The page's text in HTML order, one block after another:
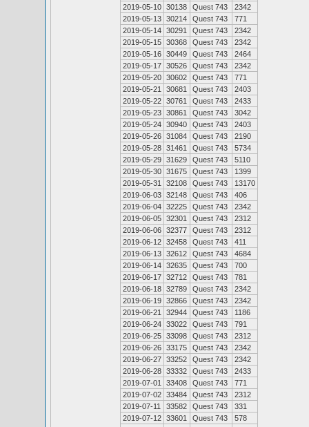
2019-05-10 30138 Quest 743
2342
2019-05-13 30214 Quest 743
771
2019-05-14 30291 Quest 743
2342
2019-05-15 30368 Quest 743
2342
2019-05-16 30449 Quest 743
2464
2019-05-17 30526 Quest 743
2342
2019-05-20 30602 Quest 743
771
2019-05-21
30681 Quest 743
2403
2019-05-22 30761 Quest 743
2433
2019-05-23 30861 Quest 743
3042
2019-05-24 30940 Quest 743
2403
2019-05-26 31084 Quest 743
2190
2019-05-28 31461 Quest 743
5734
2019-05-29 31629 Quest 743
5110
2019-05-30 31675 Quest 743
1399
2019-05-31
32108 Quest 743
13170
2019-06-03 32148 Quest 743
406
2019-06-04 32225 Quest 743
2342
2019-06-05 32301 Quest 743
2312
2019-06-06 32377 Quest 743
2312
2019-06-12 32458 Quest 743
411
2019-06-13 32612 Quest 743
4684
2019-06-14 32635 Quest 743
700
2019-06-17 32712 Quest 743
781
2019-06-18 32789 Quest 743
2342
2019-06-19 32866 Quest 743
2342
2019-06-21
32944 Quest 743
1186
2019-06-24 33022 Quest 743
791
2019-06-25 33098 Quest 743
2312
2019-06-26 33175 Quest 743
2342
2019-06-27 33252 Quest 743
2342
2019-06-28 33332 Quest 743
2433
2019-07-01
33408 Quest 743
771
2019-07-02 33484 Quest 743
2312
2019-07-11
33582 Quest 743
331
2019-07-12 33601 Quest 743
578